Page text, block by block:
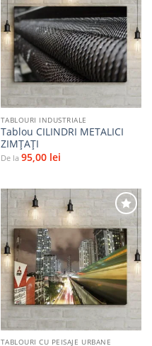
Adaugă
la
favorite
TABLOURI INDUSTRIALE
Tablou CILINDRI METALICI
ZIMȚAȚI
De la 95,00 lei
Adaugă
la
favorite
TABLOURI CU PEISAJE URBANE